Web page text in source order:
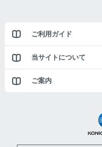
ご利用ガイド
当サイトについて
ご案内